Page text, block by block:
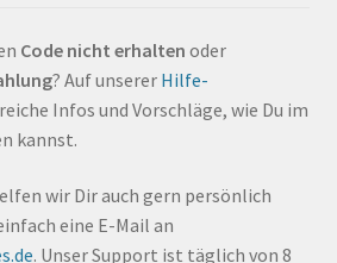
Code nicht erhalten oder
? Auf unserer Hilfe-
Infos und Vorschläge, wie Du im
kannst.
wir Dir auch gern persönlich
eine E-Mail an
. Unser Support ist täglich von 8